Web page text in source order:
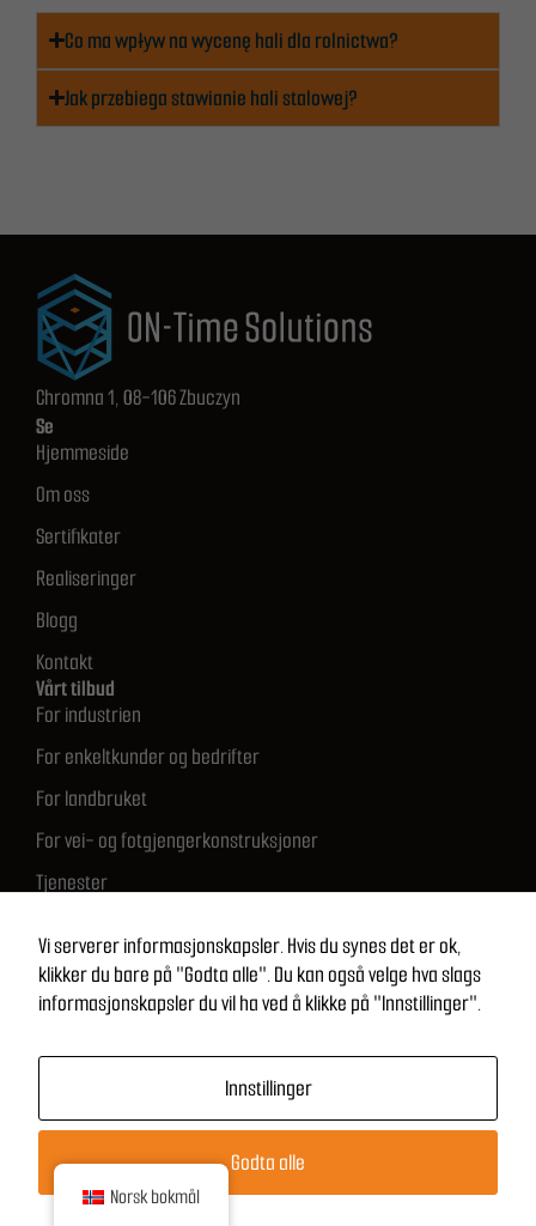
Co ma wpływ na wycenę hali dla rolnictwa?
Jak przebiega stawianie hali stalowej?
Chromna 1, 08-106 Zbuczyn
Se
Hjemmeside
Om oss
Sertifikater
Realiseringer
Blogg
Kontakt
Vårt tilbud
For industrien
For enkeltkunder og bedrifter
For landbruket
For vei- og fotgjengerkonstruksjoner
Tjenester
512 683 681
biuro@ontimesolutions.pl
NIP: 821 269 24 55
Opphavsrett © 2026 ON-Time-løsninger
Vi serverer informasjonskapsler. Hvis du synes det er ok,
klikker du bare på "Godta alle". Du kan også velge hva slags
informasjonskapsler du vil ha ved å klikke på "Innstillinger".
Innstillinger
Godta alle
Norsk bokmål